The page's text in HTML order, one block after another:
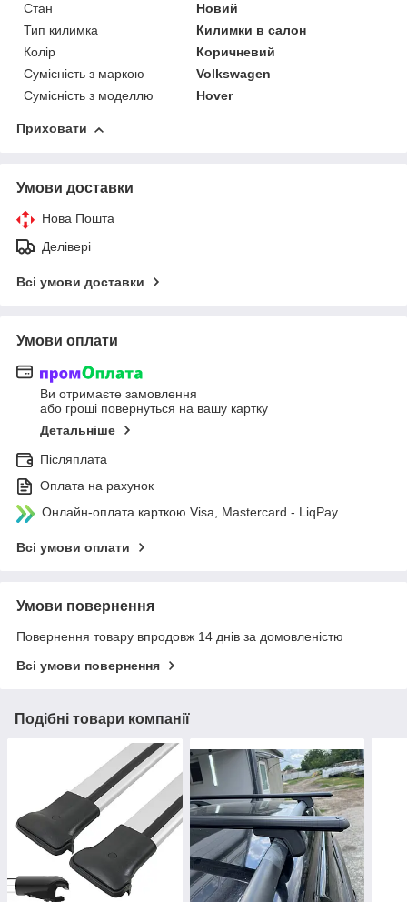
Стан
Новий
Тип килимка
Килимки в салон
Колір
Коричневий
Сумісність з маркою
Volkswagen
Сумісність з моделлю
Hover
Приховати
Умови доставки
Нова Пошта
Делівері
Всі умови доставки
Умови оплати
Ви отримаєте замовлення
або гроші повернуться на вашу картку
Детальніше
Післяплата
Оплата на рахунок
Онлайн-оплата карткою Visa, Mastercard - LiqPay
Всі умови оплати
Умови повернення
Повернення товару впродовж 14 днів за домовленістю
Всі умови повернення
Подібні товари компанії